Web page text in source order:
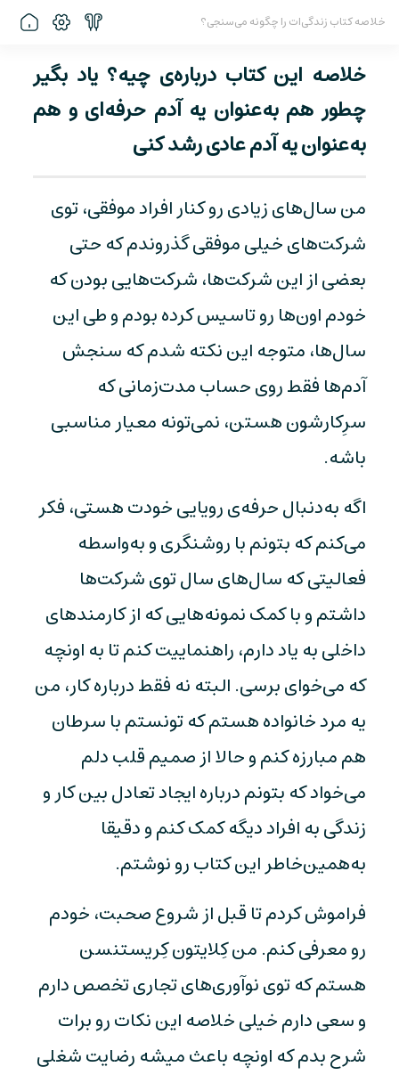
خلاصه کتاب زندگی‌ات را چگونه می‌سنجی؟
خلاصه این کتاب درباره‌ی چیه؟ یاد بگیر
چطور هم به‌عنوان یه آدم حرفه‌ای و هم
به‌عنوان یه آدم عادی رشد کنی
من سال‌های زیادی رو کنار افراد موفقی، توی
شرکت‌های خیلی موفقی گذروندم که حتی
بعضی از این شرکت‌ها، شرکت‌هایی بودن که
خودم اون‌ها رو تاسیس کرده بودم و طی این
سال‌ها، متوجه این نکته شدم که سنجش
آدم‌ها فقط روی حساب مدت‌زمانی که
سرِکارشون هستن، نمی‌تونه معیار مناسبی
باشه.
اگه به‌دنبال حرفه‌ی رویایی خودت هستی، فکر
می‌کنم که بتونم با روشنگری و به‌واسطه
فعالیتی که سال‌های سال توی شرکت‌ها
داشتم و با کمک نمونه‌هایی که از کارمندهای
داخلی به یاد دارم، راهنماییت کنم تا به اونچه
که می‌خوای برسی. البته نه فقط درباره کار، من
یه مرد خانواده هستم که تونستم با سرطان
هم مبارزه کنم و حالا از صمیم قلب دلم
می‌خواد که بتونم درباره ایجاد تعادل بین کار و
زندگی به افراد دیگه کمک کنم و دقیقا
به‌همین‌خاطر این کتاب رو نوشتم.
فراموش کردم تا قبل از شروع صحبت، خودم
رو معرفی کنم. من کِلایتون کِریستنسن
هستم که توی نوآوری‌های تجاری تخصص دارم
و سعی دارم خیلی خلاصه این نکات رو برات
شرح بدم که اونچه باعث میشه رضایت شغلی